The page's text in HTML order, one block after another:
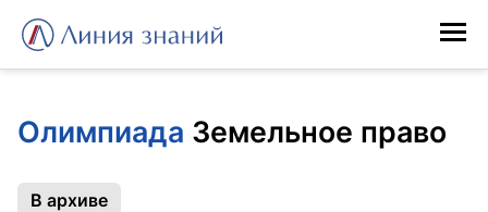
Линия знаний
Олимпиада Земельное право
В архиве